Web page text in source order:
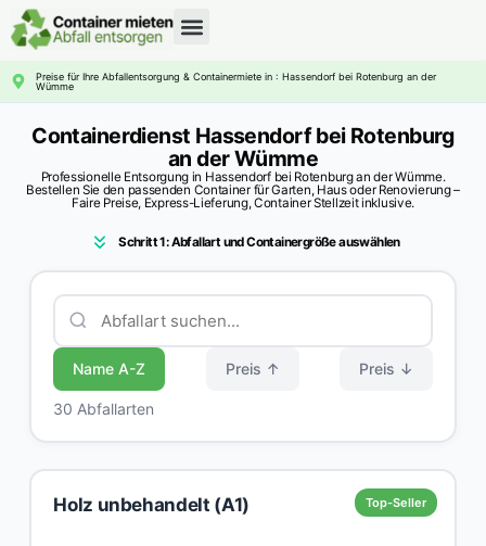
Preise für Ihre Abfallentsorgung & Containermiete in : Hassendorf bei Rotenburg an der
Wümme
Containerdienst Hassendorf bei Rotenburg
an der Wümme
Professionelle Entsorgung in Hassendorf bei Rotenburg an der Wümme.
Bestellen Sie den passenden Container für Garten, Haus oder Renovierung –
Faire Preise, Express-Lieferung, Container Stellzeit inklusive.
Schritt 1: Abfallart und Containergröße auswählen
Name A-Z Preis ↑ Preis ↓
30 Abfallarten
Top-Seller
Holz unbehandelt (A1)